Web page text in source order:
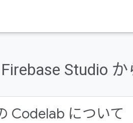
Firebase Studio
Codelab について